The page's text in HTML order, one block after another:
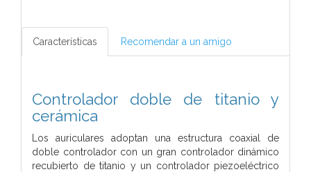
Características Recomendar a un amigo
Controlador doble de titanio y
cerámica
Los auriculares adoptan una estructura coaxial de
doble controlador con un gran controlador dinámico
recubierto de titanio y un controlador piezoeléctrico